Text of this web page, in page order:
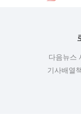
다음뉴스
기사배열